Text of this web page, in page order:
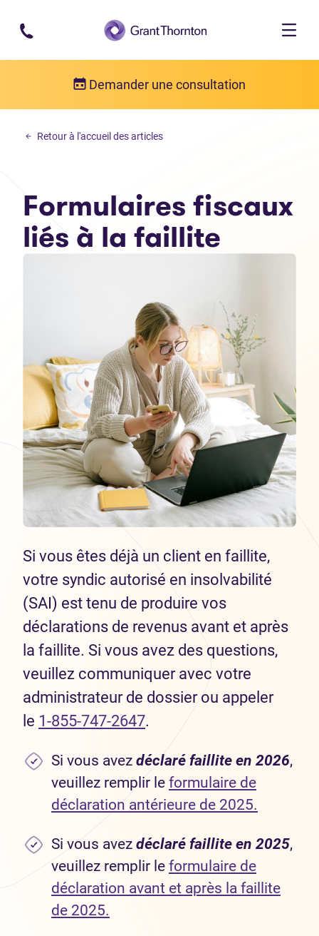
Passer au contenu principal
Demander une consultation
Formulaires et documentation de faillite
Retour à l'accueil des articles
Formulaires fiscaux
liés à la faillite
Si vous êtes déjà un client en faillite,
votre syndic autorisé en insolvabilité
(SAI) est tenu de produire vos
déclarations de revenus avant et après
la faillite. Si vous avez des questions,
veuillez communiquer avec votre
administrateur de dossier ou appeler
le 1-855-747-2647.
Si vous avez déclaré faillite en 2026,
veuillez remplir le formulaire de
déclaration antérieure de 2025.
Si vous avez déclaré faillite en 2025,
veuillez remplir le formulaire de
déclaration avant et après la faillite
de 2025.